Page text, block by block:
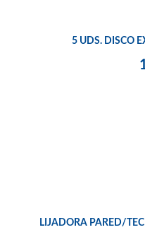
5 UDS.
LIJADORA PARED/